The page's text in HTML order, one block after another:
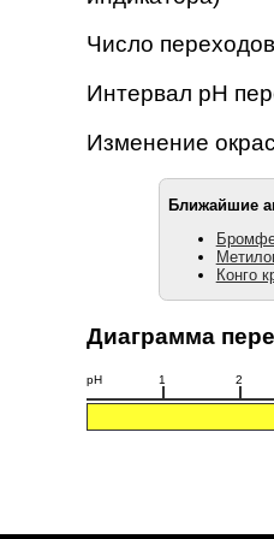
Число
Интервал pH
Изменение
Ближайшие
Конго
Диаграмма
pH 1 2